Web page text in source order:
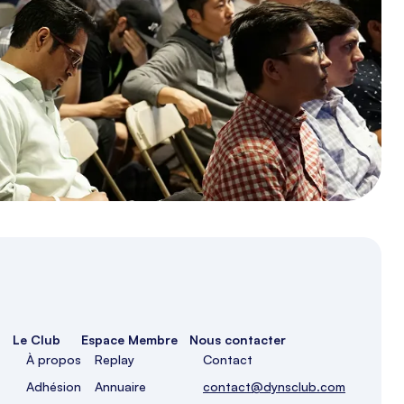
Le Club
À propos
Adhésion
Espace Membre
Replay
Annuaire
Nous contacter
Contact
contact@dynsclub.com